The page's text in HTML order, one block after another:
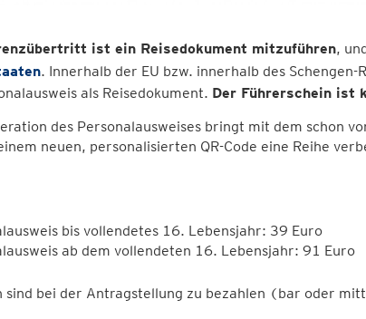
ist ein Reisedokument mitzuführen,
. Innerhalb der EU bzw. innerhalb des Schengen-
als Reisedokument. Der Führerschein ist
des Personalausweises bringt mit dem schon
neuen, personalisierten QR-Code eine Reihe
bis vollendetes 16. Lebensjahr: 39 Euro
ab dem vollendeten 16. Lebensjahr: 91 Euro
sind bei der Antragstellung zu bezahlen (bar oder